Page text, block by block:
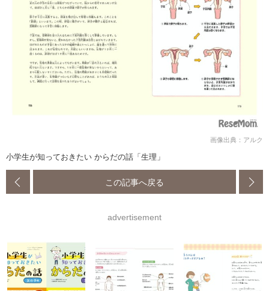
画像出典：アルク
小学生が知っておきたい からだの話「生理」
この記事へ戻る
advertisement